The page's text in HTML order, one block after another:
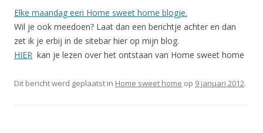
Elke maandag een Home sweet home blogje.
Wil je ook meedoen? Laat dan een berichtje achter en dan
zet ik je erbij in de sitebar hier op mijn blog.
HIER kan je lezen over het ontstaan van Home sweet home
Dit bericht werd geplaatst in Home sweet home op 9 januari 2012.